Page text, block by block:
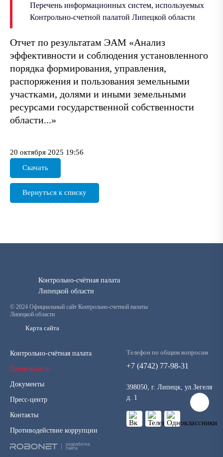
Перечень информационных систем, используемых
Контрольно-счетной палатой Липецкой области
Отчет по результатам ЭАМ «Анализ
эффективности и соблюдения установленного
порядка формирования, управления,
распоряжения и пользования земельными
участками, долями и иными земельными
ресурсами государственной собственности
области...»
20 октября 2025 19:56
Скачать
Вернуться к списку
Контрольно-счётная палата
Липецкой области
© 2024 Официальный сайт Контрольно-счетной палаты
Липецкой области
Карта сайта
Контрольно-счётная палата
Деятельность
Документы
Пресс-центр
Контакты
Противодействие коррупции
Телефон по общим вопросам
+7 (4742) 77-98-31
398050, г. Липецк, ул.Зегеля
д. 1